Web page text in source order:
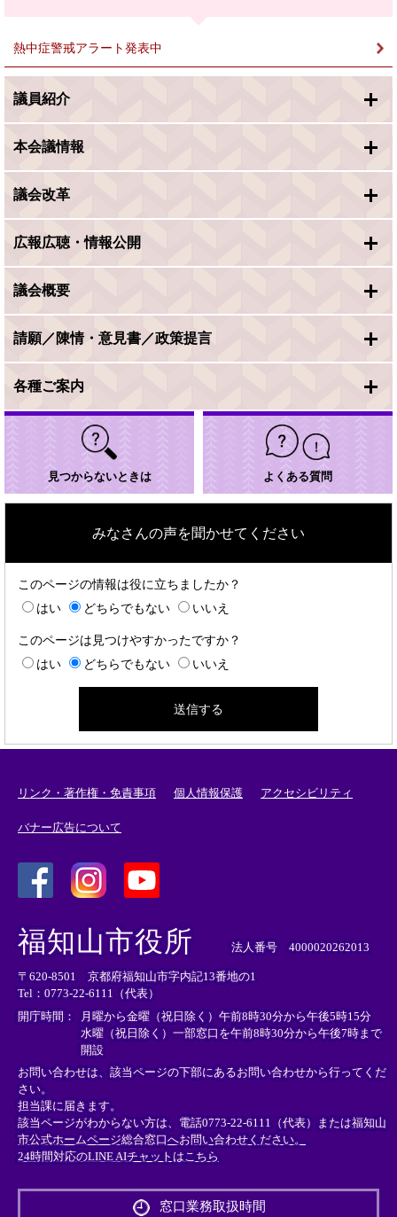
熱中症警戒アラート発表中
議員紹介
本会議情報
議会改革
広報広聴・情報公開
議会概要
請願／陳情・意見書／政策提言
各種ご案内
見つからないときは よくある質問
みなさんの声を聞かせてください
このページの情報は役に立ちましたか？
はい
どちらでもない いいえ
このページは見つけやすかったですか？
はい
どちらでもない いいえ
リンク・著作権・免責事項 個人情報保護 アクセシビリティ
バナー広告について
外
部
リ
ン
ク
＞
外
リ
ン
ク
＞
外
部
ン
ク
＞
福知山市役所 法人番号 4000020262013
〒620-8501 京都府福知山市字内記13番地の1
Tel：0773-22-6111（代表）
開庁時間： 月曜から金曜（祝日除く）午前8時30分から午後5時15分
水曜（祝日除く）一部窓口を午前8時30分から午後7時まで
開設
お問い合わせは、該当ページの下部にあるお問い合わせから行ってくだ
さい。
担当課に届きます。
該当ページがわからない方は、電話0773-22-6111（代表）または福知山
市公式ホームページ総合窓口へお問い合わせください。
24時間対応のLINE AIチャットはこちら
外
窓口業務取扱時間